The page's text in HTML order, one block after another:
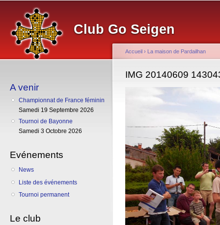
Club Go Seigen
A venir
Championnat de France féminin
Samedi 19 Septembre 2026
Tournoi de Bayonne
Samedi 3 Octobre 2026
Evénements
News
Liste des événements
Tournoi permanent
Le club
Vous êtes ici
Accueil › La maison de Pardailhan
IMG 20140609